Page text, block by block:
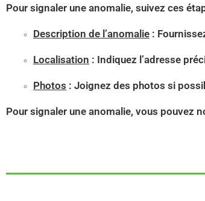
Pour signaler une anomalie, suivez ces
Description de l’anomalie :
Localisation : Indiquez l’adresse
Photos : Joignez des photos si
Pour signaler une anomalie, vous pouvez